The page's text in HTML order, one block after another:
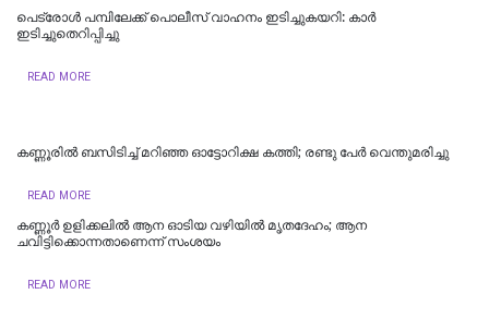
പെട്രോള്‍ പമ്പിലേക്ക് പൊലീസ് വാഹനം ഇടിച്ചുകയറി: കാര്‍
ഇടിച്ചുതെറിപ്പിച്ചു
READ MORE
കണ്ണൂരില്‍ ബസിടിച്ച് മറിഞ്ഞ ഓട്ടോറിക്ഷ കത്തി; രണ്ടു പേര്‍ വെന്തുമരിച്ചു
READ MORE
കണ്ണൂർ ഉളിക്കലിൽ ആന ഓടിയ വഴിയിൽ മൃതദേഹം; ആന
ചവിട്ടിക്കൊന്നതാണെന്ന് സംശയം
READ MORE